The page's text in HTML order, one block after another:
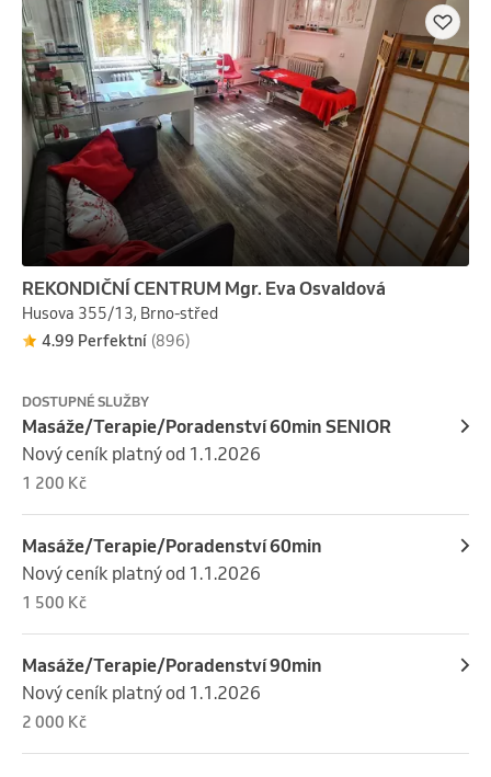
REKONDIČNÍ CENTRUM Mgr. Eva Osvaldová
Husova 355/13, Brno-střed
4.99 Perfektní (896)
DOSTUPNÉ SLUŽBY
Masáže/Terapie/Poradenství 60min SENIOR
Nový ceník platný od 1.1.2026
1 200 Kč
Masáže/Terapie/Poradenství 60min
Nový ceník platný od 1.1.2026
1 500 Kč
Masáže/Terapie/Poradenství 90min
Nový ceník platný od 1.1.2026
2 000 Kč